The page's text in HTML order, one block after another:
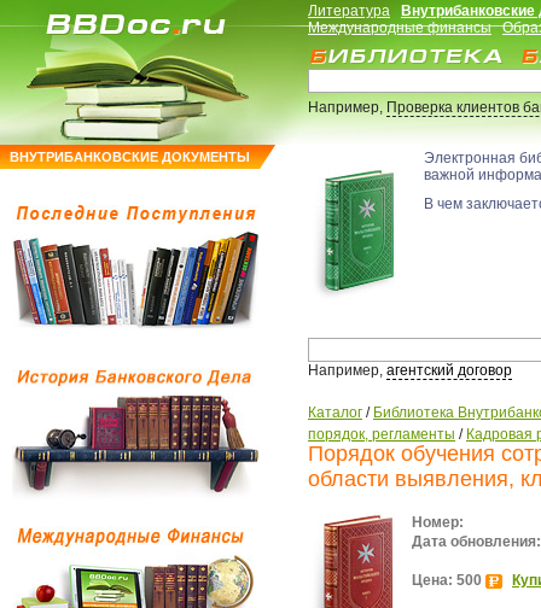
ВНУТРИБАНКОВСКИЕ ДОКУМЕНТЫ
Литература
Международные финансы
Например,Проверка клиентов
Электронная
важной
В чем
Например, агентский договор
Каталог / Библиотека
порядок, регламенты / Кадровая
Порядок обучения
области выявления,
Номер:
Дата обновления:
Цена: 500